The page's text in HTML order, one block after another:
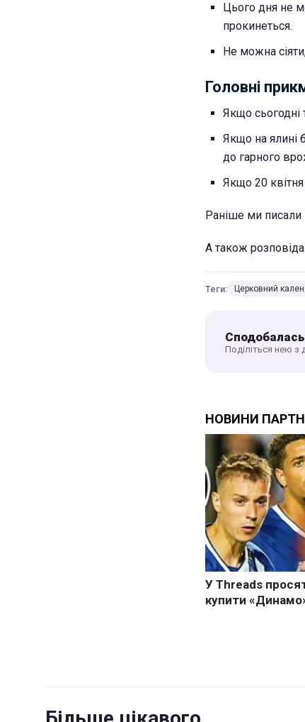
Цього дня не
прокинеться.
Не можна
Головні
Якщо сьогодні
Якщо на ялині
до гарного
Якщо 20
Раніше ми писали
А також
Теги: Церковний
Поділіться нею з